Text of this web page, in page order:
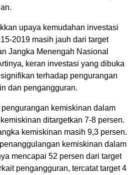
upaya kemudahan investasi
2019 masih jauh dari target
Jangka Menengah Nasional
keran investasi yang dibuka
terhadap pengurangan
dan pengangguran.
kemiskinan dalam
ditargetkan 7-8 persen.
kemiskinan masih 9,3 persen.
kemiskinan dalam
mencapai 52 persen dari target
pengangguran, tercatat target 4